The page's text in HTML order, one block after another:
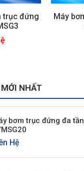
trục đứng
Máy
NHẤT
bơm trục đứng đa
Hệ